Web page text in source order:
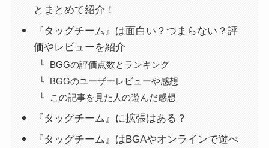
とまとめて紹介！
『タッグチーム』は面白い？つまらない？評
価やレビューを紹介
BGGの評価点数とランキング
BGGのユーザーレビューや感想
この記事を見た人の遊んだ感想
『タッグチーム』に拡張はある？
『タッグチーム』はBGAやオンラインで遊べ